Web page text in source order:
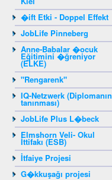
�ift Etki - Doppel Effekt
JobLife Pinneberg
Anne-Babalar �ocuk
Eğitimini �ğreniyor
(ELKE)
"Rengarenk"
IQ-Netzwerk (Diplomanın
tanınması)
JobLife Plus L�beck
Elmshorn Veli- Okul
İttifakı (ESB)
İtfaiye Projesi
G�kkuşağı projesi